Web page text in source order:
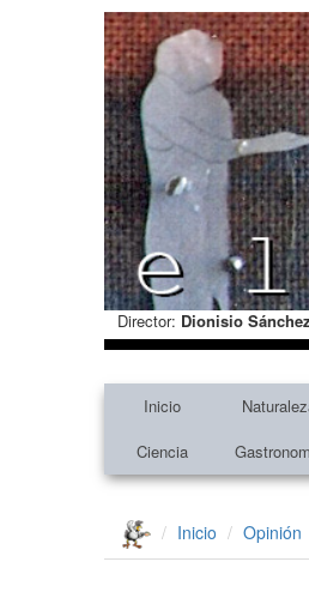
Director: Dionisio
Inicio
Ciencia
Inicio Opinión